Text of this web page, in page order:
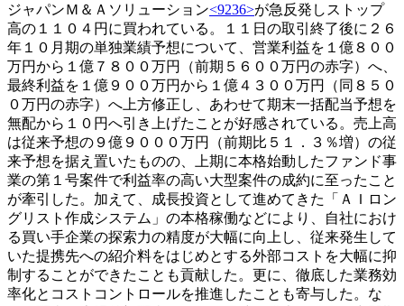
ジャパンＭ＆Ａソリューション<9236>が急反発しストップ
高の１１０４円に買われている。１１日の取引終了後に２６
年１０月期の単独業績予想について、営業利益を１億８００
万円から１億７８００万円（前期５６００万円の赤字）へ、
最終利益を１億９００万円から１億４３００万円（同８５０
０万円の赤字）へ上方修正し、あわせて期末一括配当予想を
無配から１０円へ引き上げたことが好感されている。売上高
は従来予想の９億９０００万円（前期比５１．３％増）の従
来予想を据え置いたものの、上期に本格始動したファンド事
業の第１号案件で利益率の高い大型案件の成約に至ったこと
が牽引した。加えて、成長投資として進めてきた「ＡＩロン
グリスト作成システム」の本格稼働などにより、自社におけ
る買い手企業の探索力の精度が大幅に向上し、従来発生して
いた提携先への紹介料をはじめとする外部コストを大幅に抑
制することができたことも貢献した。更に、徹底した業務効
率化とコストコントロールを推進したことも寄与した。な